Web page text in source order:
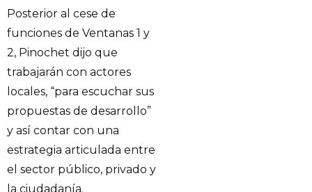
Posterior al cese de
funciones de Ventanas 1 y
2, Pinochet dijo que
trabajarán con actores
locales, “para escuchar sus
propuestas de desarrollo”
y así contar con una
estrategia articulada entre
el sector público, privado y
la ciudadanía.